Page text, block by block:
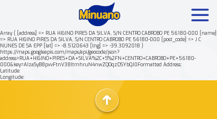
Array ( [address] => RUA HIGINO PIRES DA SILVA, S/N CENTRO CABROBO PE 56180-000 [name]
=> RUA HIGINO PIRES DA SILVA, S/N CENTRO CABROBO PE 56180-000 [post_code] => J C
NUNES DE SA EPP [lat] => -8.5120643 [lng] => -39.3092018 )
https://maps.googleapis.com/maps/api/geocode/json?
address=RUA+HIGINO+PIRES+DA+SILVA%2C+S%2FN+CENTRO+CABROBO+PE+56180-
000&key=AIzaSyB8pvvFtnV38ItmhruN4nwZQOqzDSYbQJ0Formatted Address:
Latitude:
Longitude:
Mais buscados: Produtos Minuano Rende +
Nossa história